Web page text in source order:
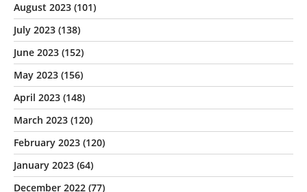
August 2023 (101)
July 2023 (138)
June 2023 (152)
May 2023 (156)
April 2023 (148)
March 2023 (120)
February 2023 (120)
January 2023 (64)
December 2022 (77)